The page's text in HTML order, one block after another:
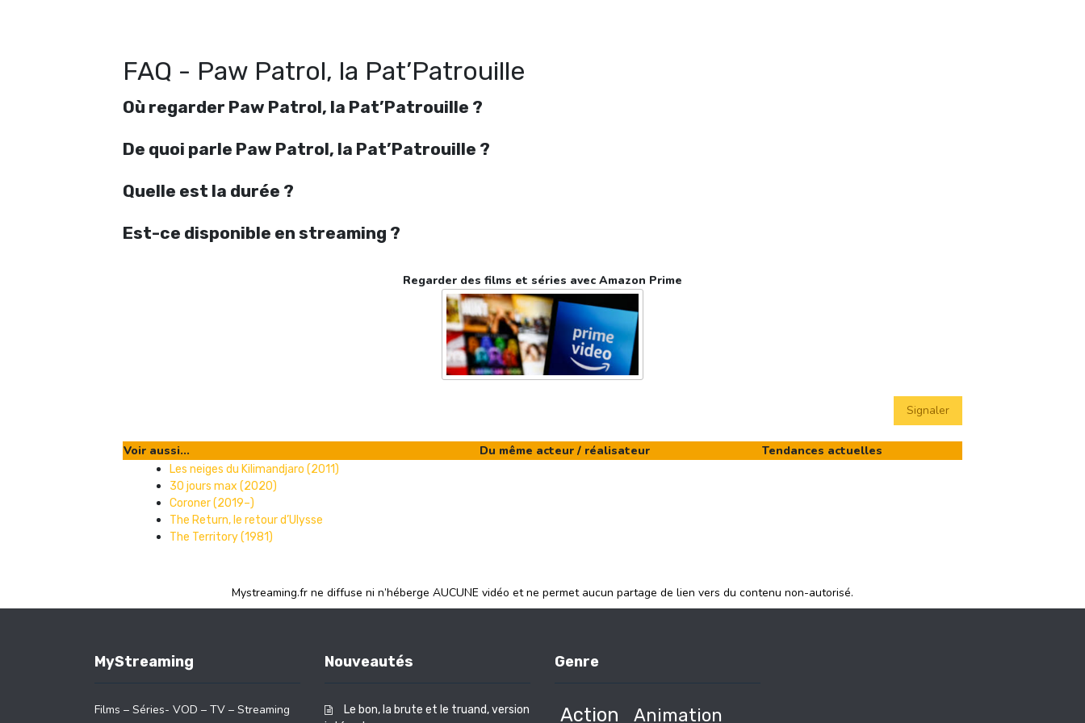
FAQ - Paw Patrol, la Pat’Patrouille
Où regarder Paw Patrol, la Pat’Patrouille ?
De quoi parle Paw Patrol, la Pat’Patrouille ?
Quelle est la durée ?
Est-ce disponible en streaming ?
Regarder des films et séries avec Amazon Prime
Signaler
Voir aussi... Du même acteur / réalisateur Tendances actuelles
Les neiges du Kilimandjaro (2011)
30 jours max (2020)
Coroner (2019–)
The Return, le retour d’Ulysse
The Territory (1981)
Mystreaming.fr ne diffuse ni n’héberge AUCUNE vidéo et ne permet aucun partage de lien vers du contenu non-autorisé.
MyStreaming
Films – Séries- VOD – TV – Streaming
Nouveautés
Le bon, la brute et le truand, version
Genre
Action Animation